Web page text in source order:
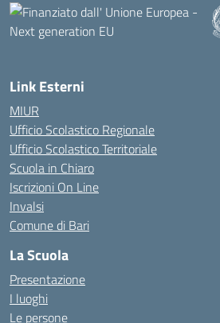
Link Esterni
MIUR
Ufficio Scolastico Regionale
Ufficio Scolastico Territoriale
Scuola in Chiaro
Iscrizioni On Line
Invalsi
Comune di Bari
La Scuola
Presentazione
I luoghi
Le persone